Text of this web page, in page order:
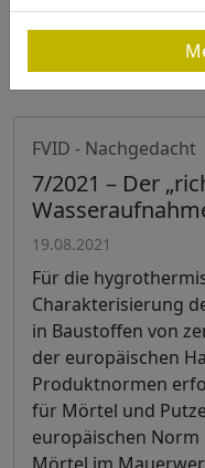
passenden Kurs.
FVID - Nachgedacht
7/2021 – Der
19.08.2021
Für die
Charakterisierung
in Baustoffen von
der europäischen
Produktnormen
für Mörtel und
europäischen Norm